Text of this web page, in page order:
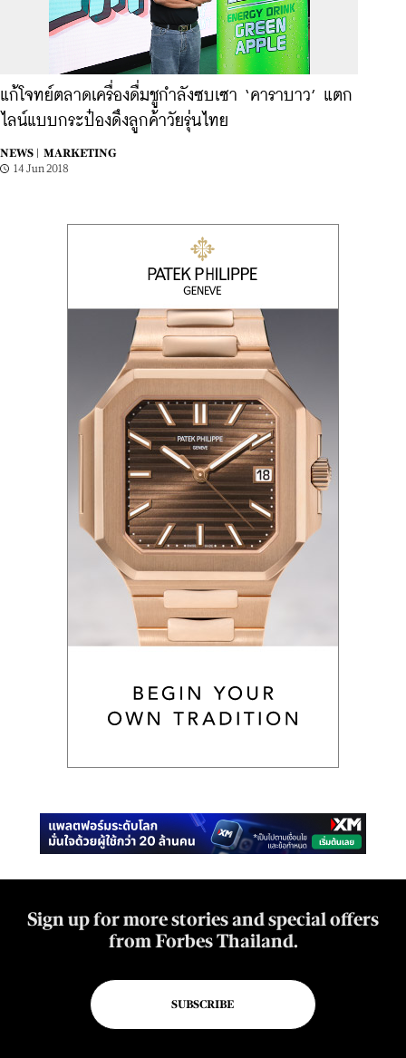
แก้โจทย์ตลาดเครื่องดื่มชูกำลังซบเซา ‘คาราบาว’ แตก
ไลน์แบบกระป๋องดึงลูกค้าวัยรุ่นไทย
NEWS |
MARKETING
14 Jun 2018
Sign up for more stories and special offers
from Forbes Thailand.
SUBSCRIBE